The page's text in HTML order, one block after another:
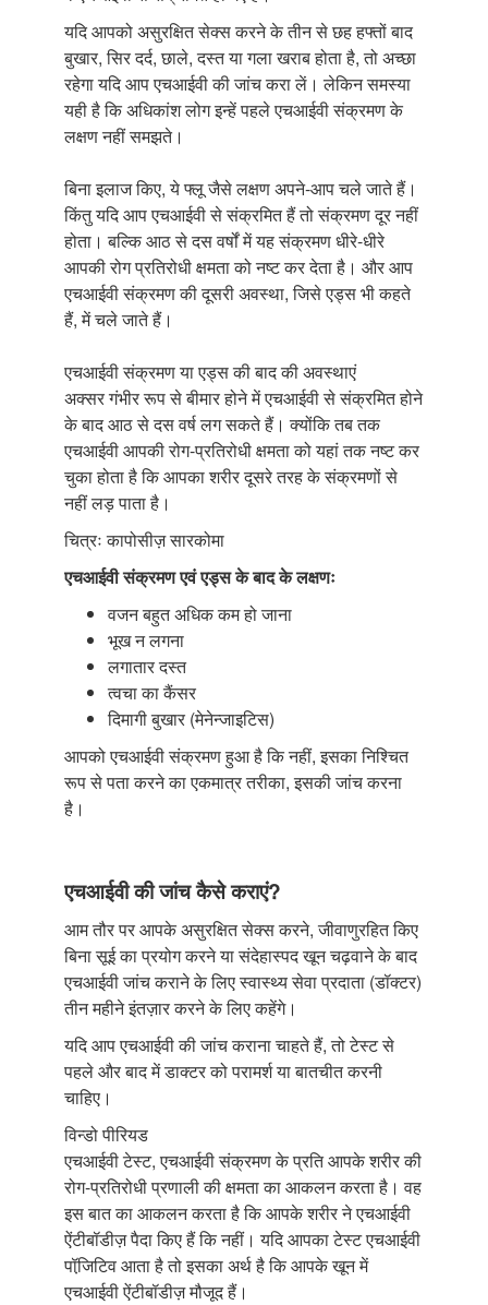
यदि आपको असुरक्षित सेक्स करने के तीन से छह हफ्तों बाद
बुखार, सिर दर्द, छाले, दस्त या गला खराब होता है, तो अच्छा
रहेगा यदि आप एचआईवी की जांच करा लें। लेकिन समस्या
यही है कि अधिकांश लोग इन्हें पहले एचआईवी संक्रमण के
लक्षण नहीं समझते।
बिना इलाज किए, ये फ्लू जैसे लक्षण अपने-आप चले जाते हैं।
किंतु यदि आप एचआईवी से संक्रमित हैं तो संक्रमण दूर नहीं
होता। बल्कि आठ से दस वर्षों में यह संक्रमण धीरे-धीरे
आपकी रोग प्रतिरोधी क्षमता को नष्ट कर देता है। और आप
एचआईवी संक्रमण की दूसरी अवस्था, जिसे एड्स भी कहते
हैं, में चले जाते हैं।
एचआईवी संक्रमण या एड्स की बाद की अवस्थाएं
अक्सर गंभीर रूप से बीमार होने में एचआईवी से संक्रमित होने
के बाद आठ से दस वर्ष लग सकते हैं। क्योंकि तब तक
एचआईवी आपकी रोग-प्रतिरोधी क्षमता को यहां तक नष्ट कर
चुका होता है कि आपका शरीर दूसरे तरह के संक्रमणों से
नहीं लड़ पाता है।
चित्रः कापोसीज़ सारकोमा
एचआईवी संक्रमण एवं एड्स के बाद के लक्षणः
वजन बहुत अधिक कम हो जाना
भूख न लगना
लगातार दस्त
त्वचा का कैंसर
दिमागी बुखार (मेनेन्जाइटिस)
आपको एचआईवी संक्रमण हुआ है कि नहीं, इसका निश्चित
रूप से पता करने का एकमात्र तरीका, इसकी जांच करना
है।
एचआईवी की जांच कैसे कराएं?
आम तौर पर आपके असुरक्षित सेक्स करने, जीवाणुरहित किए
बिना सूई का प्रयोग करने या संदेहास्पद खून चढ़वाने के बाद
एचआईवी जांच कराने के लिए स्वास्थ्य सेवा प्रदाता (डॉक्टर)
तीन महीने इंतज़ार करने के लिए कहेंगे।
यदि आप एचआईवी की जांच कराना चाहते हैं, तो टेस्ट से
पहले और बाद में डाक्टर को परामर्श या बातचीत करनी
चाहिए।
विन्डो पीरियड
एचआईवी टेस्ट, एचआईवी संक्रमण के प्रति आपके शरीर की
रोग-प्रतिरोधी प्रणाली की क्षमता का आकलन करता है। वह
इस बात का आकलन करता है कि आपके शरीर ने एचआईवी
ऐंटीबॉडीज़ पैदा किए हैं कि नहीं। यदि आपका टेस्ट एचआईवी
पॉजि़टिव आता है तो इसका अर्थ है कि आपके खून में
एचआईवी ऐंटीबॉडीज़ मौजूद हैं।